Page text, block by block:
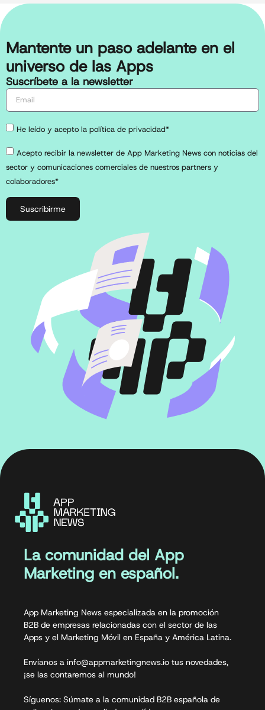
Mantente un paso adelante en el
universo de las Apps
Suscríbete a la newsletter
He leído y acepto la política de privacidad*
Acepto recibir la newsletter de App Marketing News con noticias del
sector y comunicaciones comerciales de nuestros partners y
colaboradores*
Suscribirme
La comunidad del App
Marketing en español.
App Marketing News especializada en la promoción
B2B de empresas relacionadas con el sector de las
Apps y el Marketing Móvil en España y América Latina.
Envíanos a info@appmarketingnews.io tus novedades,
¡se las contaremos al mundo!
Síguenos: Súmate a la comunidad B2B española de